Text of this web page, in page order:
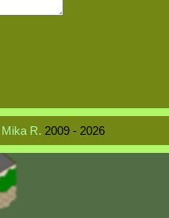
Mika R. 2009 - 2026